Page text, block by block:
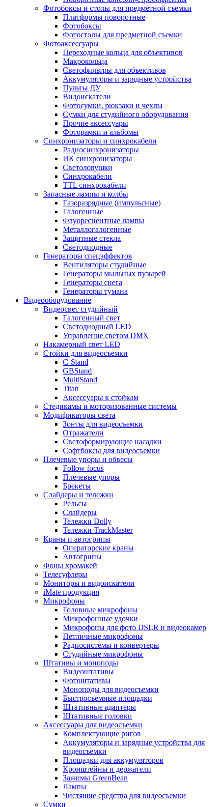
Фотобоксы и столы для предметной съемки
Платформы поворотные
Фотобоксы
Фотостолы для предметной съемки
Фотоаксессуары
Переходные кольца для объективов
Макрокольца
Светофильтры для объективов
Аккумуляторы и зарядные устройства
Пульты ДУ
Видоискатели
Фотосумки, рюкзаки и чехлы
Сумки для студийного оборудования
Прочие аксессуары
Фоторамки и альбомы
Синхронизаторы и синхрокабели
Радиосинхронизаторы
ИК синхронизаторы
Светоловушки
Синхрокабели
TTL синхрокабели
Запасные лампы и колбы
Газоразрядные (импульсные)
Галогенные
Флуоресцентные лампы
Металлогалогенные
Защитные стекла
Светодиодные
Генераторы спецэффектов
Вентиляторы студийные
Генераторы мыльных пузырей
Генераторы снега
Генераторы тумана
Видеооборудование
Видеосвет студийный
Галогенный свет
Светодиодный LED
Управление светом DMX
Накамерный свет LED
Стойки для видеосъемки
C-Stand
GBStand
MultiStand
Titan
Аксессуары к стойкам
Стедикамы и моторизованные системы
Модификаторы света
Зонты для видеосъемки
Отражатели
Светоформирующие насадки
Софтбоксы для видеосъемки
Плечевые упоры и обвесы
Follow focus
Плечевые упоры
Брекеты
Слайдеры и тележки
Рельсы
Слайдеры
Тележки Dolly
Тележки TrackMaster
Краны и автогрипы
Операторские краны
Автогрипы
Фоны хромакей
Телесуфлеры
Мониторы и видоискатели
iMate продукция
Микрофоны
Головные микрофоны
Микрофонные удочки
Микрофоны для фото DSLR и видеокамер
Петличные микрофоны
Радиосистемы и конвертеры
Студийные микрофоны
Штативы и моноподы
Видеоштативы
Фотоштативы
Моноподы для видеосъемки
Быстросъемные площадки
Штативные адаптеры
Штативные головки
Аксессуары для видеосъемки
Комплектующие ригов
Аккумуляторы и зарядные устройства для
видеосъемки
Площадки для аккумуляторов
Кронштейны и держатели
Зажимы GreenBean
Лампы
Чистящие средства для видеосъемки
Сумки